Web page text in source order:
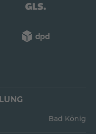
Bad König